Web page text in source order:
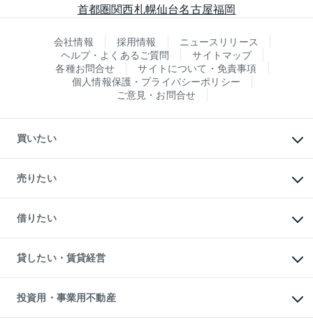
首都圏関西札幌仙台名古屋福岡
会社情報 採用情報
ニュースリリース
ヘルプ・よくあるご質問
サイトマップ
各種お問合せ
サイトについて・免責事項
個人情報保護・プライバシーポリシー
ご意見・お問合せ
買いたい
新築・分譲マンションの購入
中古マンションの購入
一戸建ての購入
中古一戸建ての購入
不動産購入の流れ
注目キーワード物件特集
購入ガイド
English 繁体中文簡体中文
売りたい
一戸建ての売却・査定
土地の売却・査定
スピードAI査定
不動産査定について
不動産売却の流れ
不動産買換えの流れ
売却ガイド
借りたい
オフィス・店舗の賃貸
借りるときの流れ
借りるガイド
貸したい・賃貸経営
マンション賃料データ
賃貸管理プラン
リロケーションについて
投資用・事業用不動産